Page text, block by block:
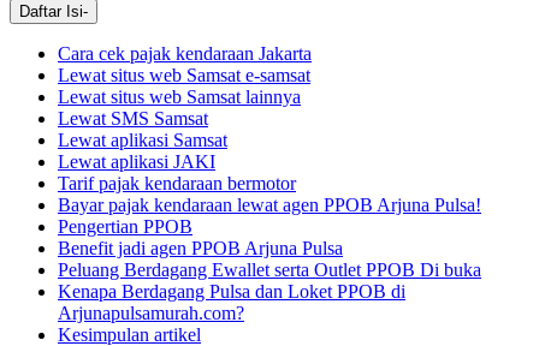
Daftar Isi-
Cara cek pajak kendaraan Jakarta
Lewat situs web Samsat e-samsat
Lewat situs web Samsat lainnya
Lewat SMS Samsat
Lewat aplikasi Samsat
Lewat aplikasi JAKI
Tarif pajak kendaraan bermotor
Bayar pajak kendaraan lewat agen PPOB Arjuna Pulsa!
Pengertian PPOB
Benefit jadi agen PPOB Arjuna Pulsa
Peluang Berdagang Ewallet serta Outlet PPOB Di buka
Kenapa Berdagang Pulsa dan Loket PPOB di
Arjunapulsamurah.com?
Kesimpulan artikel